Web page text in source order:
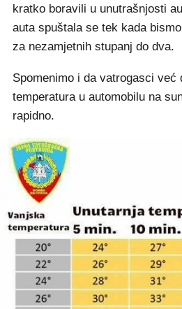
kratko boravili u unutrašnjosti
auta spuštala se tek kada
za nezamjetnih stupanj do dva.
Spomenimo i da vatrogasci već
temperatura u automobilu na
rapidno.